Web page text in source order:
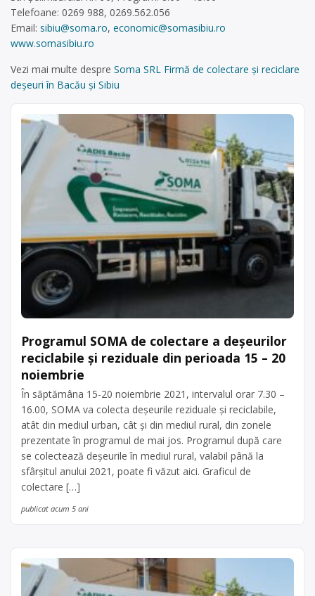
Telefoane: 0269 988, 0269.562.056
Email: sibiu@soma.ro, economic@somasibiu.ro
www.somasibiu.ro
Vezi mai multe despre Soma SRL Firmă de colectare și reciclare
deșeuri în Bacău și Sibiu
Programul SOMA de colectare a deșeurilor
reciclabile și reziduale din perioada 15 – 20
noiembrie
În săptămâna 15-20 noiembrie 2021, intervalul orar 7.30 –
16.00, SOMA va colecta deșeurile reziduale și reciclabile,
atât din mediul urban, cât și din mediul rural, din zonele
prezentate în programul de mai jos. Programul după care
se colectează deșeurile în mediul rural, valabil până la
sfârșitul anului 2021, poate fi văzut aici. Graficul de
colectare […]
publicat acum 5 ani